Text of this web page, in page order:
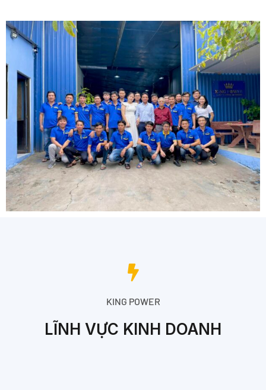
KING POWER
LĨNH VỰC KINH DOANH